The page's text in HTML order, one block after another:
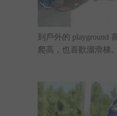
到戶外的 playground
爬高，也喜歡溜滑梯。